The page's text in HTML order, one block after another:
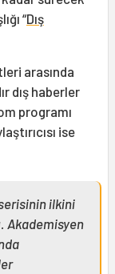
“Dış
arasında
dış haberler
programı
ise
ilkini
Akademisyen